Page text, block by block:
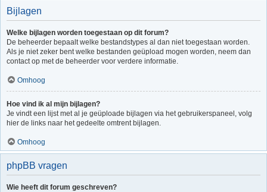
Bijlagen
Welke bijlagen worden toegestaan op dit forum?
De beheerder bepaalt welke bestandstypes al dan niet toegestaan worden.
Als je niet zeker bent welke bestanden geüpload mogen worden, neem dan
contact op met de beheerder voor verdere informatie.
Omhoog
Hoe vind ik al mijn bijlagen?
Je vindt een lijst met al je geüploade bijlagen via het gebruikerspaneel, volg
hier de links naar het gedeelte omtrent bijlagen.
Omhoog
phpBB vragen
Wie heeft dit forum geschreven?